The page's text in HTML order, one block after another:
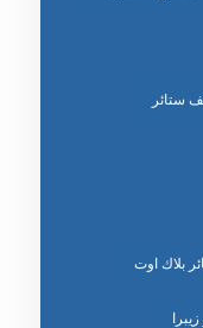
ستائر
بلاك اوت